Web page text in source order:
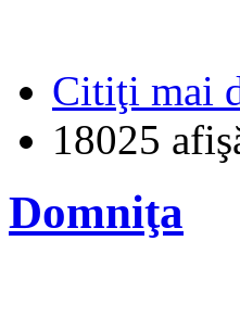
Citiţi mai
18025
Domniţa